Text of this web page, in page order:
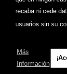
recaba ni cede
usuarios sin su
Más
Información
Política de envíos